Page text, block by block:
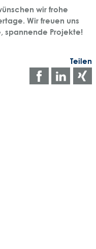
wir frohe
Wir freuen uns
spannende Projekte!
Teilen
Auf
Auf